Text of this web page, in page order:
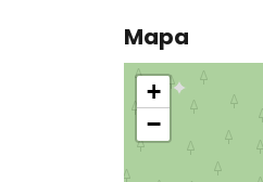
Mapa
+
−